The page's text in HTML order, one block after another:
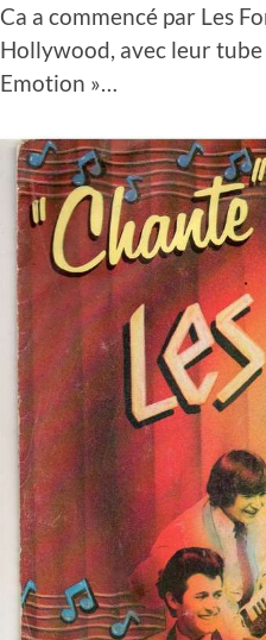
Ca a commencé par Les
Hollywood, avec leur tube
Emotion »…